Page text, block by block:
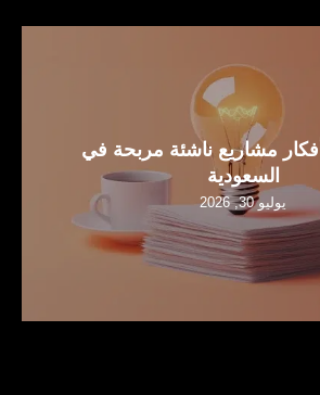
أفضل 10 أفكار مشاريع ناشئة مربحة في
السعودية
يوليو 30, 2026